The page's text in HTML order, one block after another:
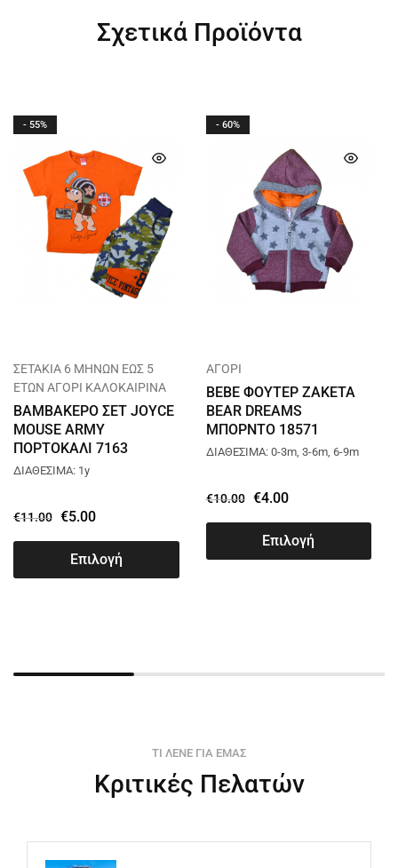
Σχετικά Προϊόντα
- 55%
ΣΕΤΑΚΙΑ 6 ΜΗΝΩΝ ΕΩΣ 5
ΕΤΩΝ ΑΓΟΡΙ ΚΑΛΟΚΑΙΡΙΝΑ
ΒΑΜΒΑΚΕΡΟ ΣΕΤ JOYCE
MOUSE ARMY
ΠΟΡΤΟΚΑΛΙ 7163
ΔΙΑΘΕΣΙΜΑ: 1y
€11.00 €5.00
Επιλογή
- 60%
ΑΓΟΡΙ
BEBE ΦΟΥΤΕΡ ΖΑΚΕΤΑ
BEAR DREAMS
ΜΠΟΡΝΤΟ 18571
ΔΙΑΘΕΣΙΜΑ: 0-3m, 3-6m, 6-9m
€10.00 €4.00
Επιλογή
ΤΙ ΛΕΝΕ ΓΙΑ ΕΜΑΣ
Κριτικές Πελατών